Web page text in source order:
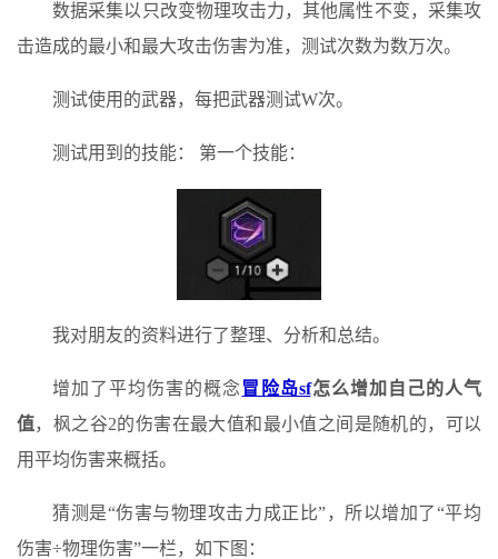
数据采集​​以只改变物理攻击力，其他属性不变，采集攻
击造成的最小和最大攻击伤害为准，测试次数为数万次。
测试使用的武器，每把武器测试W次。
测试用到的技能： 第一个技能：
我对朋友的资料进行了整理、分析和总结。
增加了平均伤害的概念冒险岛sf怎么增加自己的人气
值，枫之谷2的伤害在最大值和最小值之间是随机的，可以
用平均伤害来概括。
猜测是“伤害与物理攻击力成正比”，所以增加了“平均
伤害÷物理伤害”一栏，如下图：